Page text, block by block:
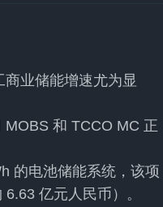
业储能增速尤为显
和 TCCO MC 正
的电池储能系统，该项
亿元人民币）。